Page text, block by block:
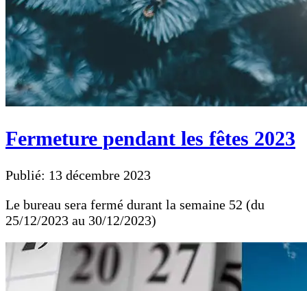
Fermeture pendant les fêtes 2023
Publié: 13 décembre 2023
Le bureau sera fermé durant la semaine 52 (du
25/12/2023 au 30/12/2023)